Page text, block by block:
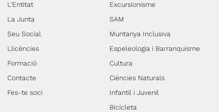
L'Entitat
La Junta
Seu Social
Llicències
Formació
Contacte
Fes-te soci
Excursionisme
SAM
Muntanya Inclusiva
Espeleologia i Barranquisme
Cultura
Ciències Naturals
Infantil i Juvenil
Bicicleta